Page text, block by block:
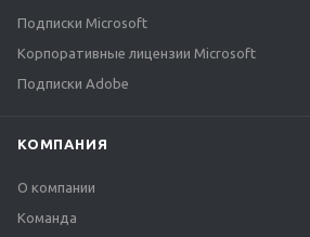
Подписки Microsoft
Корпоративные лицензии Microsoft
Подписки Adobe
КОМПАНИЯ
О компании
Команда